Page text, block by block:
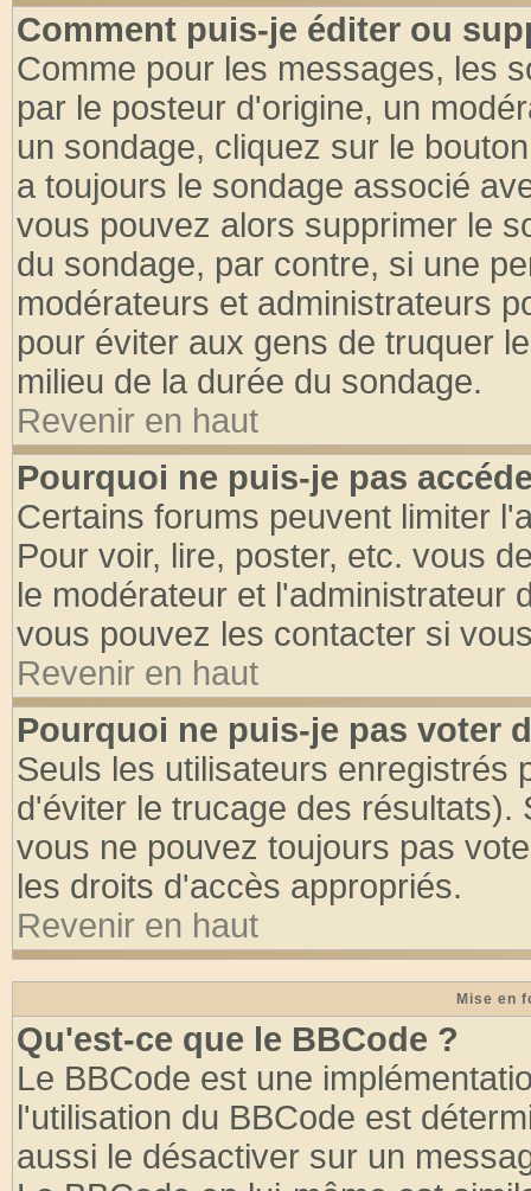
Comment puis-je éditer ou
Comme pour les messages, les
par le posteur d'origine, un
un sondage, cliquez sur le
a toujours le sondage associé
vous pouvez alors supprimer le
du sondage, par contre, si une
modérateurs et administrateurs
pour éviter aux gens de truquer
milieu de la durée du sondage.
Revenir en haut
Pourquoi ne puis-je pas
Certains forums peuvent limiter
Pour voir, lire, poster, etc. vous
le modérateur et l'administrateur
vous pouvez les contacter si
Revenir en haut
Pourquoi ne puis-je pas voter
Seuls les utilisateurs enregistrés
d'éviter le trucage des
vous ne pouvez toujours pas
les droits d'accès appropriés.
Revenir en haut
Mise en
Qu'est-ce que le BBCode ?
Le BBCode est une
l'utilisation du BBCode est
aussi le désactiver sur un